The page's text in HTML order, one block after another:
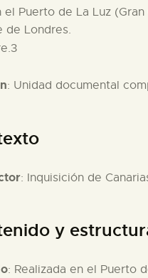
el Puerto de La Luz
de Londres.
: Unidad documental
: Inquisición de
y
: Realizada en el Puerto